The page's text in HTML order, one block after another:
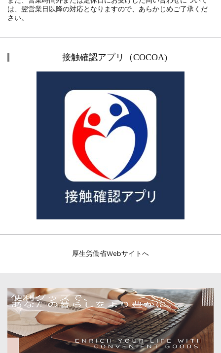
は、翌営業日以降の対応となりますので、あらかじめご了承くだ
さい。
接触確認アプリ（COCOA)
厚生労働省Webサイトへ